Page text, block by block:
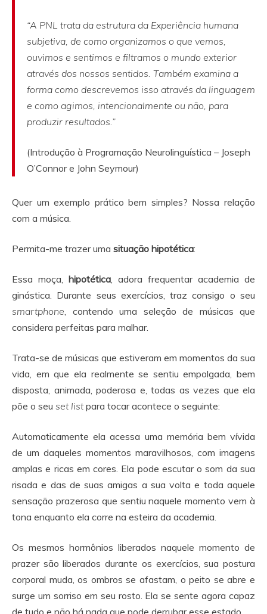
“A PNL trata da estrutura da Experiência humana
subjetiva, de como organizamos o que vemos,
ouvimos e sentimos e filtramos o mundo exterior
através dos nossos sentidos. Também examina a
forma como descrevemos isso através da linguagem
e como agimos, intencionalmente ou não, para
produzir resultados.”
(Introdução à Programação Neurolinguística – Joseph
O’Connor e John Seymour)
Quer um exemplo prático bem simples? Nossa relação
com a música.
Permita-me trazer uma situação hipotética:
Essa moça, hipotética, adora frequentar academia de
ginástica. Durante seus exercícios, traz consigo o seu
smartphone, contendo uma seleção de músicas que
considera perfeitas para malhar.
Trata-se de músicas que estiveram em momentos da sua
vida, em que ela realmente se sentiu empolgada, bem
disposta, animada, poderosa e, todas as vezes que ela
põe o seu set listpara tocar acontece o seguinte:
Automaticamente ela acessa uma memória bem vívida
de um daqueles momentos maravilhosos, com imagens
amplas e ricas em cores. Ela pode escutar o som da sua
risada e das de suas amigas a sua volta e toda aquele
sensação prazerosa que sentiu naquele momento vem à
tona enquanto ela corre na esteira da academia.
Os mesmos hormônios liberados naquele momento de
prazer são liberados durante os exercícios, sua postura
corporal muda, os ombros se afastam, o peito se abre e
surge um sorriso em seu rosto. Ela se sente agora capaz